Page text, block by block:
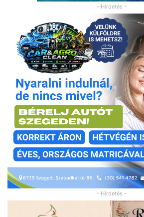
- Hirdetés -
- Hirdetés -